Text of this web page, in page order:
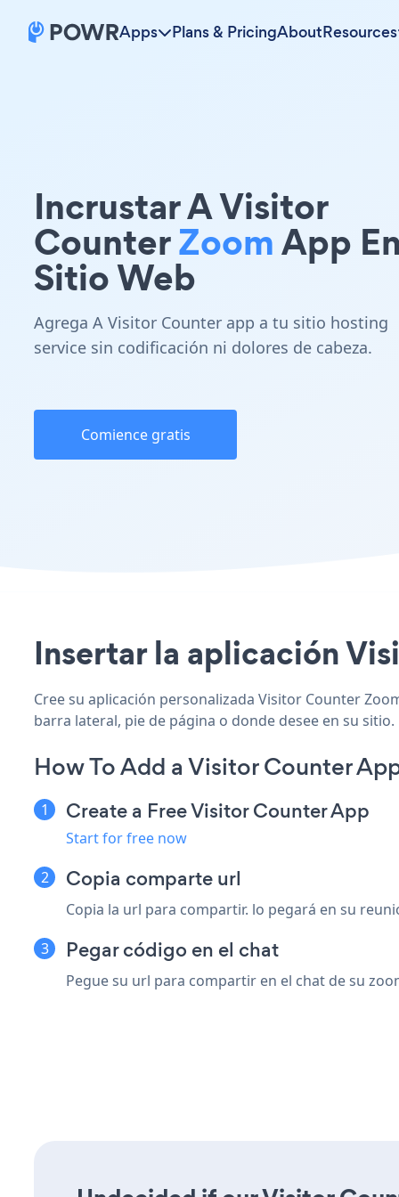
Apps Plans & PricingAboutResources
Incrustar A Visitor
CounterZoomApp
Sitio Web
Agrega A Visitor Counter app a tu sitio hosting
service sin codificación ni dolores de cabeza.
Comience gratis
Insertar la aplicación
Cree su aplicación personalizada Visitor Counter
barra lateral, pie de página o donde desee en su sitio.
How To Add a Visitor Counter
Create a Free Visitor Counter App
Start for free now
Copia comparte url
Copia la url para compartir. lo pegará en su
Pegar código en el chat
Pegue su url para compartir en el chat de su